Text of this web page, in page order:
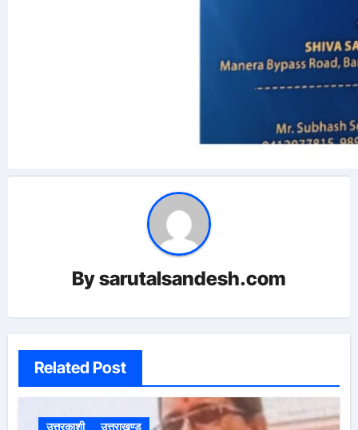
Bysarutalsandesh.com
Related Post
उत्तरकाशी उत्तराखण्ड